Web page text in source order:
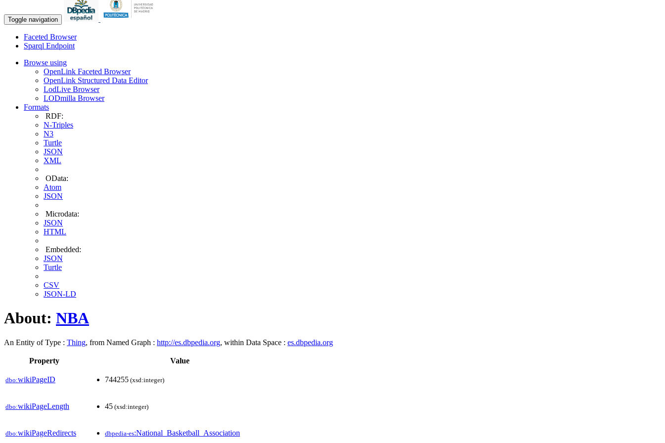
Toggle navigation
Faceted Browser
Sparql Endpoint
Browse using
OpenLink Faceted Browser
OpenLink Structured Data Editor
LodLive Browser
LODmilla Browser
Formats
RDF:
N-Triples
N3
Turtle
JSON
XML
OData:
Atom
JSON
Microdata:
JSON
HTML
Embedded:
JSON
Turtle
CSV
JSON-LD
About: NBA
An Entity of Type : Thing, from Named Graph : http://es.dbpedia.org, within Data Space : es.dbpedia.org
Property Value
dbo:wikiPageID 744255 (xsd:integer)
dbo:wikiPageLength 45 (xsd:integer)
dbo:wikiPageRedirects dbpedia-es:National_Basketball_Association